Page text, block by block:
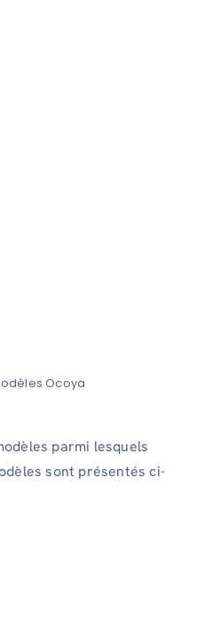
Ocoya
parmi lesquels
sont présentés ci-